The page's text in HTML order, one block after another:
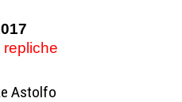
Astolfo